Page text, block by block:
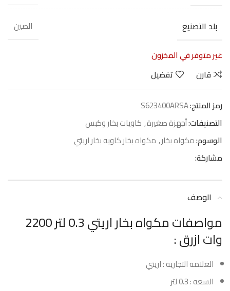
بلد التصنيع
الصين
غير متوفر في المخزون
قارن
تفضيل
رمز المنتج:S623400ARSA
التصنيفات:أجهزة صغيرة, كاويات بخار وكبس
الوسوم:مكواه بخار, مكواه بخار كاويه بخار اريتي
مشاركة:
الوصف
مواصفات مكواه بخار اريتي 0.3 لتر 2200
وات ازرق :
العلامه التجاريه : اريتي
السعه : 0.3 لتر